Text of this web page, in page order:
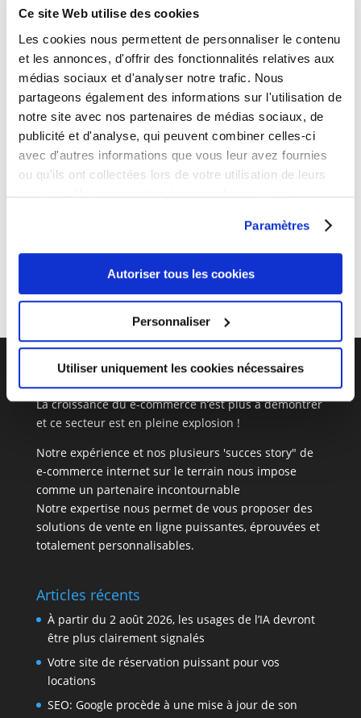
Ce site Web utilise des cookies
Les cookies nous permettent de personnaliser le contenu
et les annonces, d'offrir des fonctionnalités relatives aux
médias sociaux et d'analyser notre trafic. Nous
partageons également des informations sur l'utilisation de
notre site avec nos partenaires de médias sociaux, de
publicité et d'analyse, qui peuvent combiner celles-ci
avec d'autres informations que vous leur avez fournies
ou qu'ils ont collectées lors de votre utilisation de leurs
services. Vous consentez à nos cookies si vous
Paramètres
Autoriser tous les cookies
Personnaliser
Utiliser uniquement les cookies nécessaires
Vos défis sont les nôtres
La croissance du e-commerce n’est plus à démontrer
et ce secteur est en pleine explosion !
Notre expérience et nos plusieurs 'succes story" de
e-commerce internet sur le terrain nous impose
comme un partenaire incontournable
Notre expertise nous permet de vous proposer des
solutions de vente en ligne puissantes, éprouvées et
totalement personnalisables.
Articles récents
À partir du 2 août 2026, les usages de l’IA devront
être plus clairement signalés
Votre site de réservation puissant pour vos
locations
SEO: Google procède à une mise à jour de son